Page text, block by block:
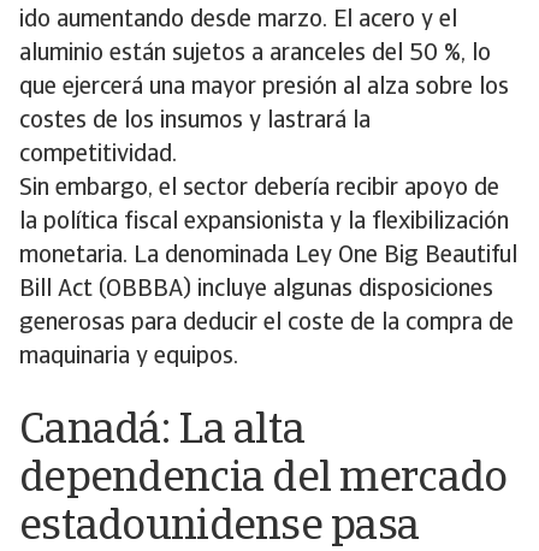
ido aumentando desde marzo. El acero y el
aluminio están sujetos a aranceles del 50 %, lo
que ejercerá una mayor presión al alza sobre los
costes de los insumos y lastrará la
competitividad.
Sin embargo, el sector debería recibir apoyo de
la política fiscal expansionista y la flexibilización
monetaria. La denominada Ley One Big Beautiful
Bill Act (OBBBA) incluye algunas disposiciones
generosas para deducir el coste de la compra de
maquinaria y equipos.
Canadá: La alta
dependencia del mercado
estadounidense pasa